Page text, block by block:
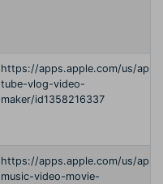
https://apps.apple.com/us/app/
tube-vlog-video-
maker/id1358216337
https://apps.apple.com/us/app/
music-video-movie-